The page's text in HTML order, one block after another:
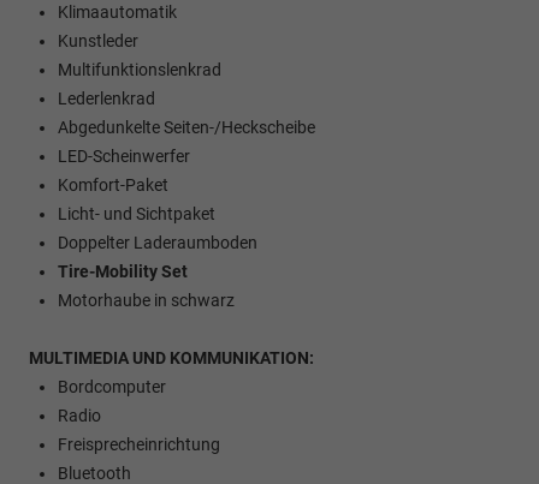
Klimaautomatik
Kunstleder
Multifunktionslenkrad
Lederlenkrad
Abgedunkelte Seiten-/Heckscheibe
LED-Scheinwerfer
Komfort-Paket
Licht- und Sichtpaket
Doppelter Laderaumboden
Tire-Mobility Set
Motorhaube in schwarz
MULTIMEDIA UND KOMMUNIKATION:
Bordcomputer
Radio
Freisprecheinrichtung
Bluetooth